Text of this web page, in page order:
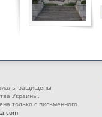
защищены
Украины,
только с письменного